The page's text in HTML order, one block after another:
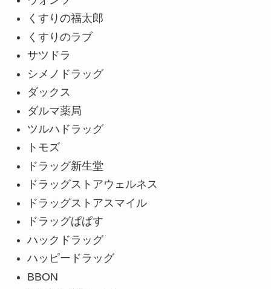
くすりの福太郎
くすりのラブ
サツドラ
シメノドラッグ
ダックス
ダルマ薬局
ツルハドラッグ
トモズ
ドラッグ新生堂
ドラッグストアウェルネス
ドラッグストアスマイル
ドラッグぱぱす
ハックドラッグ
ハッピードラッグ
BBON